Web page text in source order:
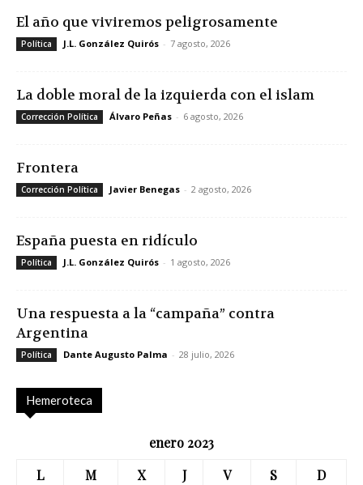
El año que viviremos peligrosamente
Política J.L. González Quirós - 7 agosto, 2026
La doble moral de la izquierda con el islam
Corrección Política Álvaro Peñas - 6 agosto, 2026
Frontera
Corrección Política Javier Benegas - 2 agosto, 2026
España puesta en ridículo
Política J.L. González Quirós - 1 agosto, 2026
Una respuesta a la “campaña” contra
Argentina
Política Dante Augusto Palma - 28 julio, 2026
Hemeroteca
enero 2023
L
M X J V S
D